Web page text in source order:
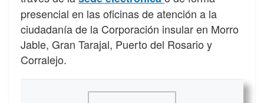
presencial en las oficinas de atención a la
ciudadanía de la Corporación insular en Morro
Jable, Gran Tarajal, Puerto del Rosario y
Corralejo.